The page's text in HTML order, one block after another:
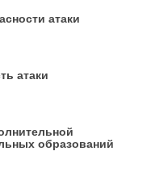
атаки
атаки
образований